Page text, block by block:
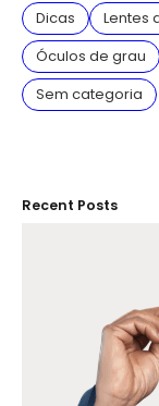
Dicas Lentes
Óculos de grau
Sem categoria
Recent Posts